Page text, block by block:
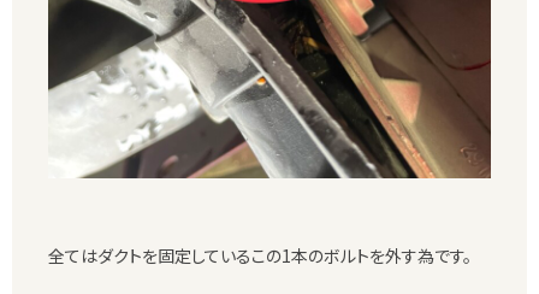
全てはダクトを固定しているこの1本のボルトを外す為です。